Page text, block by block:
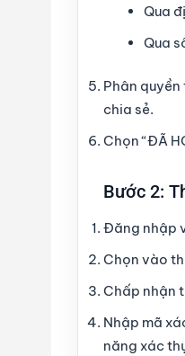
Qua
Qua
Phân
chia sẻ.
Chọn “ĐÃ
Bước 2:
Đăng nhập
Chọn vào
Chấp nhận
Nhập mã
năng xác